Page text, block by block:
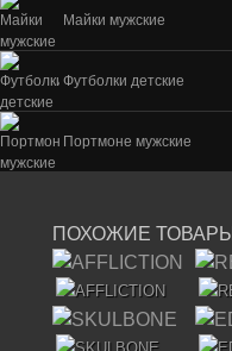
Майки мужские
Футболки детские
Портмоне мужские
ПОХОЖИЕ ТОВАРЫ